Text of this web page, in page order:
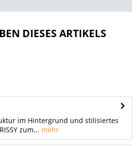
DIESES ARTIKELS
im Hintergrund und stilisiertes
zum... mehr